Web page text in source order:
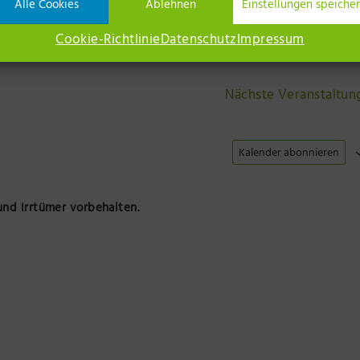
Alle Cookies Ablehnen Einstellungen
Cookie-RichtlinieDatenschutzImpressum
Kostenlos
Nächste
Kalender abonnieren
Irrtümer vorbehalten.